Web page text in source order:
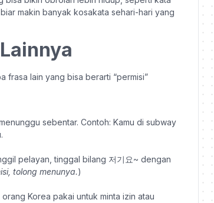
makin banyak kosakata sehari-hari yang
frasa lain yang bisa berarti “permisi”
sebentar. Contoh: Kamu di subway
pelayan, tinggal bilang 저기요~ dengan
tolong menunya.)
Korea pakai untuk minta izin atau